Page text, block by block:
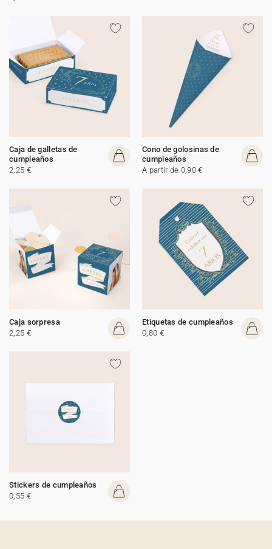
Caja de galletas de
cumpleaños
2,25 €
Cono de golosinas de
cumpleaños
A partir de 0,90 €
Caja sorpresa
2,25 €
Etiquetas de cumpleaños
0,80 €
Stickers de cumpleaños
0,55 €